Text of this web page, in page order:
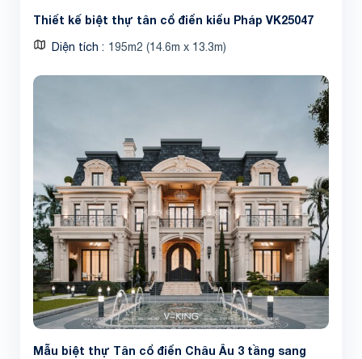
Thiết kế biệt thự tân cổ điển kiểu Pháp VK25047
Diện tích 195m2 (14.6m x 13.3m)
Mẫu biệt thự Tân cổ điển Châu Âu 3 tầng sang